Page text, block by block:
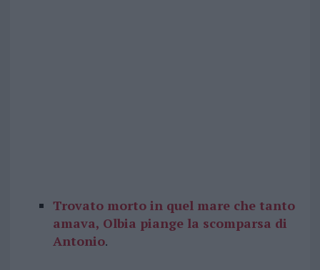
Trovato morto in quel mare che tanto
amava, Olbia piange la scomparsa di
Antonio.